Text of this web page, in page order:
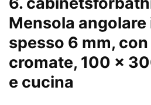
Mensola angolare
spesso 6 mm,
cromate, 100 x
e cucina